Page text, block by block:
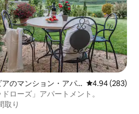
のマンション・アパ
レビュー283
4.94 (283)
ローズ」アパートメント。
取り